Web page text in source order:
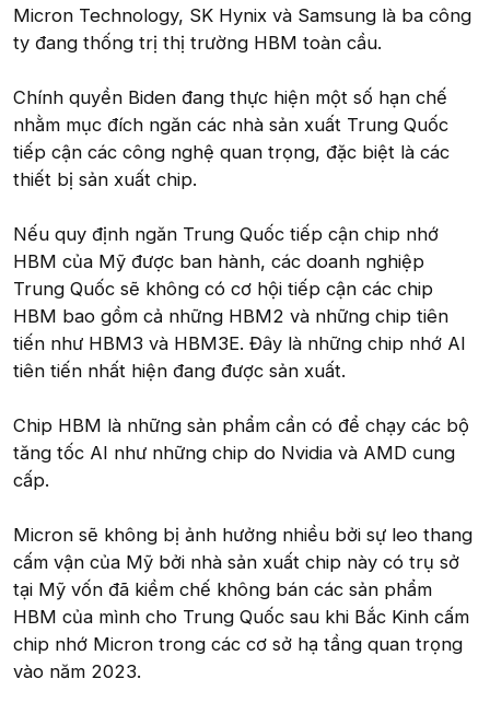
Micron Technology, SK Hynix và Samsung là ba công
ty đang thống trị thị trường HBM toàn cầu.
Chính quyền Biden đang thực hiện một số hạn chế
nhằm mục đích ngăn các nhà sản xuất Trung Quốc
tiếp cận các công nghệ quan trọng, đặc biệt là các
thiết bị sản xuất chip.
Nếu quy định ngăn Trung Quốc tiếp cận chip nhớ
HBM của Mỹ được ban hành, các doanh nghiệp
Trung Quốc sẽ không có cơ hội tiếp cận các chip
HBM bao gồm cả những HBM2 và những chip tiên
tiến như HBM3 và HBM3E. Đây là những chip nhớ AI
tiên tiến nhất hiện đang được sản xuất.
Chip HBM là những sản phẩm cần có để chạy các bộ
tăng tốc AI như những chip do Nvidia và AMD cung
cấp.
Micron sẽ không bị ảnh hưởng nhiều bởi sự leo thang
cấm vận của Mỹ bởi nhà sản xuất chip này có trụ sở
tại Mỹ vốn đã kiềm chế không bán các sản phẩm
HBM của mình cho Trung Quốc sau khi Bắc Kinh cấm
chip nhớ Micron trong các cơ sở hạ tầng quan trọng
vào năm 2023.